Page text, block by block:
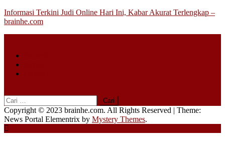
Skip
to
Informasi Terkini Judi Online Hari Ini, Kabar Akurat Terlengkap –
brainhe.com
Cari
untuk:
Copyright © 2023 brainhe.com. All Rights Reserved | Theme:
News Portal Elementrix by Mystery Themes.